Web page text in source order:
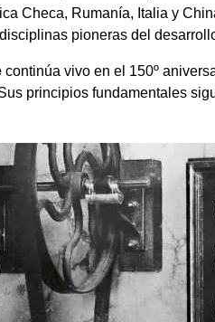
Checa, Rumanía, Italia y
pioneras del
continúa vivo en el 150º
principios fundamentales